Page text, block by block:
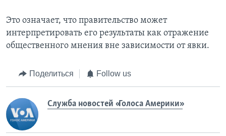
Это означает, что правительство может
интерпретировать его результаты как отражение
общественного мнения вне зависимости от явки.
Поделиться Follow us
Служба новостей «Голоса Америки»